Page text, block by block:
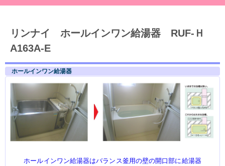
リンナイ ホールインワン給湯器 RUF-Ｈ
A163A-E
ホールインワン給湯器
ホールインワン給湯器はバランス釜用の壁の開口部に給湯器